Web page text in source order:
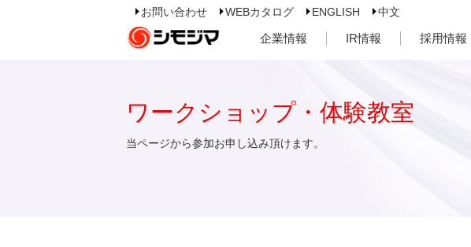
お問い合わせ WEBカタログ ENGLISH 中文
企業情報 IR情報 採用情報
ワークショップ・体験教室
当ページから参加お申し込み頂けます。